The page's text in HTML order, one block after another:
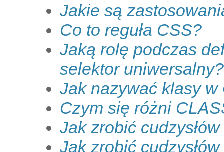
Jakie są
Co to reguła CSS?
Jaką rolę podczas
selektor uniwersalny?
Jak nazywać klasy w
Czym się różni
Jak zrobić
Jak zrobić